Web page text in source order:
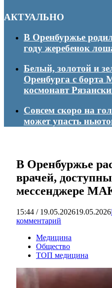
АКТУАЛЬНО
В Оренбуржье
году жеребенок
Белый, золотой и
Оренбурга с борта
космонавт
Совсем скоро на
может упасть
В Оренбуржье
врачей,
мессенджере
15:44 / 19.05.202619.05.2026
комментарий
Медицина
Общество
ТОП медицина